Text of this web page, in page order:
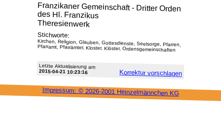
Franzikaner Gemeinschaft - Dritter Orden
des Hl. Franzikus
Theresienwerk
Stichworte:
Kirchen, Religion, Glauben, Gottesdienste, Seelsorge, Pfarren,
Pfarramt, Pfarrämter, Kloster, Klöster, Ordensgemeinschaften
Letzte Aktu­alisie­rung am
2015-04-21 10:23:16 Korrektur vor­schlagen
Impressum: © 2026-2001 Heinzel­männchen KG